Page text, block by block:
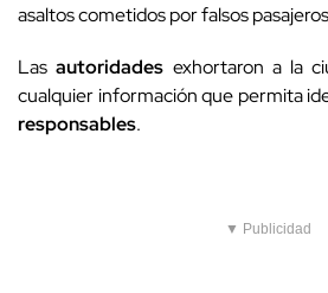
asaltos cometidos por falsos
Lasautoridades exhortaron a la
cualquier información que permita
responsables.
▼ Publicidad